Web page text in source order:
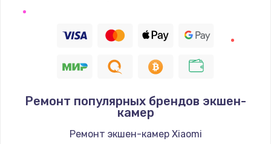
Ремонт популярных брендов экшен-
камер
Ремонт экшен-камер Xiaomi